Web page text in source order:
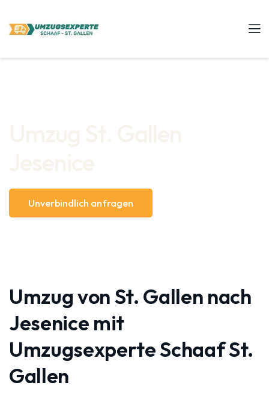
Unverbindlich anfragen
Umzug von St. Gallen nach
Jesenice mit
Umzugsexperte Schaaf St.
Gallen